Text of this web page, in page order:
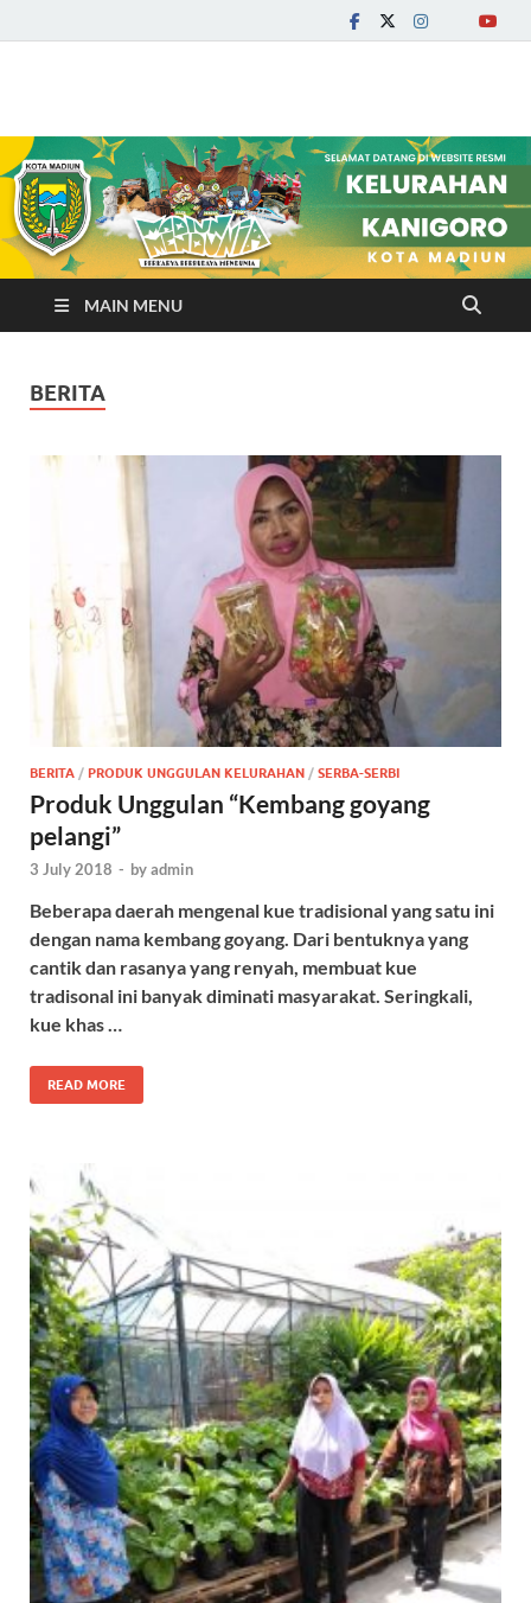
Kelurahan Kanigoro
MAIN MENU
BERITA
BERITA / PRODUK UNGGULAN KELURAHAN / SERBA-SERBI
Produk Unggulan “Kembang goyang
pelangi”
3 July 2018 - byadmin
Beberapa daerah mengenal kue tradisional yang satu ini
dengan nama kembang goyang. Dari bentuknya yang
cantik dan rasanya yang renyah, membuat kue
tradisonal ini banyak diminati masyarakat. Seringkali,
kue khas …
READ MORE